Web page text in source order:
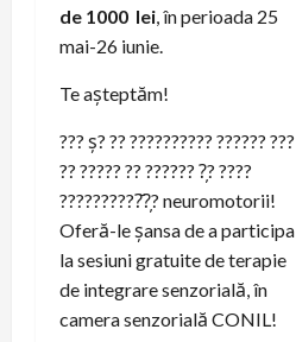
de 1000 lei, în perioada 25
mai-26 iunie.
Te așteptăm!
??? ș? ?? ?????????? ?????? ???
?? ????? ?? ?????? ?̦? ????
??????????̆?̦? neuromotorii!
Oferă-le șansa de a participa
la sesiuni gratuite de terapie
de integrare senzorială, în
camera senzorială CONIL!